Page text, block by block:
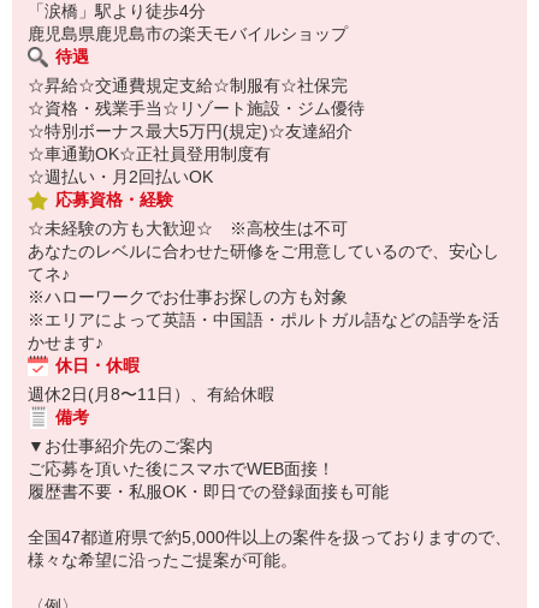
「涙橋」駅より徒歩4分
鹿児島県鹿児島市の楽天モバイルショップ
待遇
☆昇給☆交通費規定支給☆制服有☆社保完
☆資格・残業手当☆リゾート施設・ジム優待
☆特別ボーナス最大5万円(規定)☆友達紹介
☆車通勤OK☆正社員登用制度有
☆週払い・月2回払いOK
応募資格・経験
☆未経験の方も大歓迎☆ ※高校生は不可
あなたのレベルに合わせた研修をご用意しているので、安心し
てネ♪
※ハローワークでお仕事お探しの方も対象
※エリアによって英語・中国語・ポルトガル語などの語学を活
かせます♪
休日・休暇
週休2日(月8〜11日）、有給休暇
備考
▼お仕事紹介先のご案内
ご応募を頂いた後にスマホでWEB面接！
履歴書不要・私服OK・即日での登録面接も可能
全国47都道府県で約5,000件以上の案件を扱っておりますので、
様々な希望に沿ったご提案が可能。